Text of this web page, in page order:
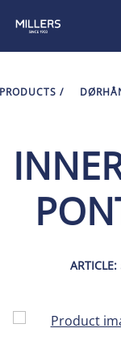
PRODUCTS /